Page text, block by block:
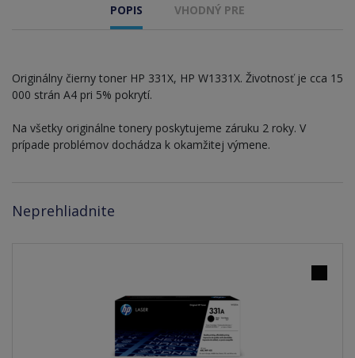
POPIS VHODNÝ PRE
Originálny čierny toner HP 331X, HP W1331X. Životnosť je cca 15
000 strán A4 pri 5% pokrytí.
Na všetky originálne tonery poskytujeme záruku 2 roky. V
prípade problémov dochádza k okamžitej výmene.
Neprehliadnite